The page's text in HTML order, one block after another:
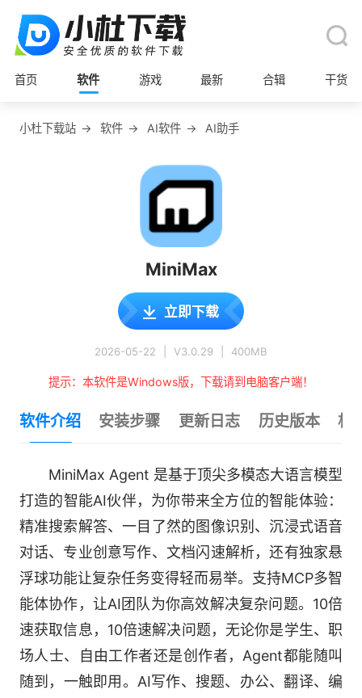
首页 软件 游戏 最新 合辑 干货
小杜下载站 → 软件 → AI软件 → AI助手
MiniMax
立即下载
2026-05-22 V3.0.29 400MB
提示：本软件是Windows版，下载请到电脑客户端！
软件介绍 安装步骤 更新日志 历史版本 相
MiniMax Agent 是基于顶尖多模态大语言模型
打造的智能AI伙伴，为你带来全方位的智能体验：
精准搜索解答、一目了然的图像识别、沉浸式语音
对话、专业创意写作、文档闪速解析，还有独家悬
浮球功能让复杂任务变得轻而易举。支持MCP多智
能体协作，让AI团队为你高效解决复杂问题。10倍
速获取信息，10倍速解决问题，无论你是学生、职
场人士、自由工作者还是创作者，Agent都能随叫
随到，一触即用。AI写作、搜题、办公、翻译、编